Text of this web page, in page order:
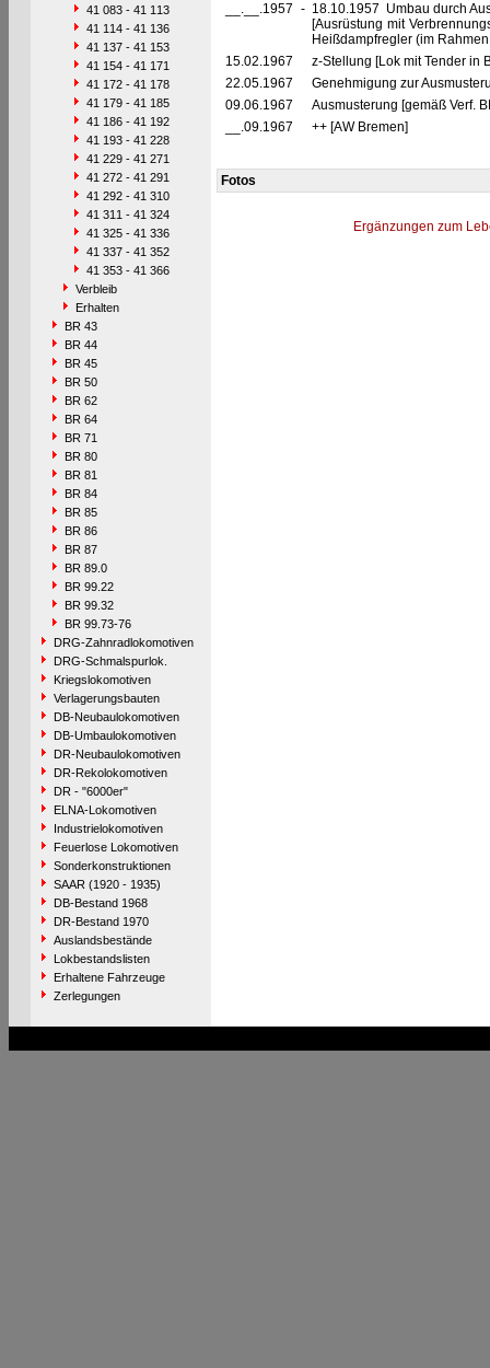
41 083 - 41 113
41 114 - 41 136
41 137 - 41 153
41 154 - 41 171
41 172 - 41 178
41 179 - 41 185
41 186 - 41 192
41 193 - 41 228
41 229 - 41 271
41 272 - 41 291
41 292 - 41 310
41 311 - 41 324
41 325 - 41 336
41 337 - 41 352
41 353 - 41 366
Verbleib
Erhalten
BR 43
BR 44
BR 45
BR 50
BR 62
BR 64
BR 71
BR 80
BR 81
BR 84
BR 85
BR 86
BR 87
BR 89.0
BR 99.22
BR 99.32
BR 99.73-76
DRG-Zahnradlokomotiven
DRG-Schmalspurlok.
Kriegslokomotiven
Verlagerungsbauten
DB-Neubaulokomotiven
DB-Umbaulokomotiven
DR-Neubaulokomotiven
DR-Rekolokomotiven
DR - "6000er"
ELNA-Lokomotiven
Industrielokomotiven
Feuerlose Lokomotiven
Sonderkonstruktionen
SAAR (1920 - 1935)
DB-Bestand 1968
DR-Bestand 1970
Auslandsbestände
Lokbestandslisten
Erhaltene Fahrzeuge
Zerlegungen
__.__.1957 - 18.10.1957 Umbau durch
[Ausrüstung mit
Heißdampfregler (im
15.02.1967
z-Stellung [Lok mit Tender in
22.05.1967
Genehmigung zur
09.06.1967
Ausmusterung [gemäß Verf.
__.09.1967
++ [AW Bremen]
Fotos
Ergänzungen zum